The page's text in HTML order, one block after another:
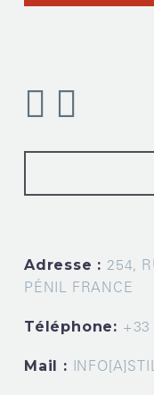
Adresse : 254,
PÉNIL FRANCE
Téléphone: +33
Mail :